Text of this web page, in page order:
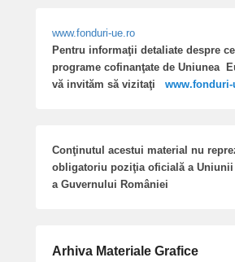
www.fonduri-ue.ro
Pentru informaţii detaliate despre
programe cofinanţate de Uniunea
vă invităm să vizitaţi www.fonduri-
Conţinutul acestui material nu
obligatoriu poziţia oficială a Uniunii
a Guvernului României
Arhiva Materiale Grafice